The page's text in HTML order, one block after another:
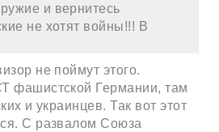
и вернитесь
не хотят войны!!! В
не поймут этого.
фашистской Германии, там
и украинцев. Так вот этот
С развалом Союза